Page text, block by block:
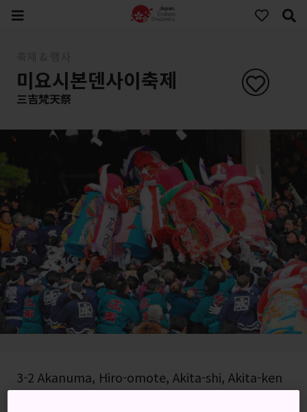
미요시본덴사이축제
三吉梵天祭
3-2 Akanuma, Hiro-omote, Akita-shi, Akita-ken